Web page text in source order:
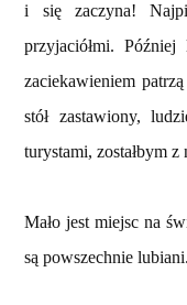
i się zaczyna!
przyjaciółmi.
zaciekawieniem
stół zastawiony,
turystami, zostałbym
Mało jest miejsc na
są powszechnie